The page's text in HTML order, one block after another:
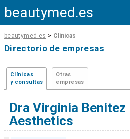
beautymed.es
beautymed.es > Clínicas
Directorio de empresas
Clínicas
y consultas
Otras
empresas
Dra Virginia
Aesthetics